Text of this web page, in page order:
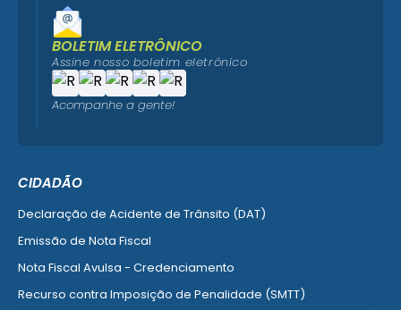
CIDADÃO
Declaração de Acidente de Trânsito (DAT)
Emissão de Nota Fiscal
Nota Fiscal Avulsa - Credenciamento
Recurso contra Imposição de Penalidade (SMTT)
BOLETIM ELETRÔNICO
Assine nosso boletim eletrônico
Acompanhe a gente!